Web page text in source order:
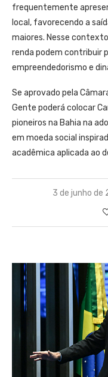
frequentemente
local, favorecendo a
maiores. Nesse
renda podem contribuir
empreendedorismo e
Se aprovado pela
Gente poderá colocar
pioneiros na Bahia na
em moeda social
acadêmica aplicada ao
3 de junho de